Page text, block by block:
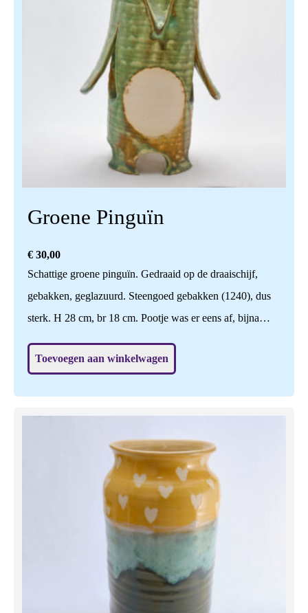
Groene Pinguïn
€ 30,00
Schattige groene pinguïn. Gedraaid op de draaischijf,
gebakken, geglazuurd. Steengoed gebakken (1240), dus
sterk. H 28 cm, br 18 cm. Pootje was er eens af, bijna
Toevoegen aan winkelwagen